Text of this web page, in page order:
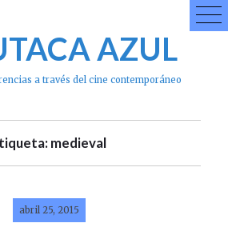
AZUL
a través del cine contemporáneo
medieval
abril 25, 2015